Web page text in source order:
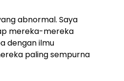
abnormal. Saya
mereka-mereka
dengan ilmu
paling sempurna